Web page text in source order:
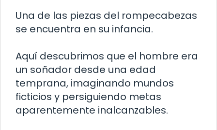
Una de las piezas del rompecabezas
se encuentra en su infancia.
Aquí descubrimos que el hombre era
un soñador desde una edad
temprana, imaginando mundos
ficticios y persiguiendo metas
aparentemente inalcanzables.